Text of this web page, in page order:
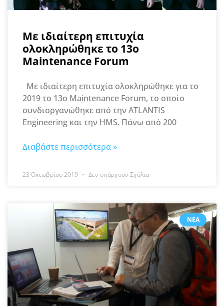
Mε ιδιαίτερη επιτυχία
ολοκληρώθηκε το 13ο
Maintenance Forum
Με ιδιαίτερη επιτυχία ολοκληρώθηκε για το
2019 το 13o Maintenance Forum, το οποίο
συνδιοργανώθηκε από την ATLANTIS
Engineering και την HMS. Πάνω από 200
Διαβάστε περισσότερα »
23 Οκτωβρίου 2019 Δεν υπάρχουν Σχόλια
ΝΈΑ